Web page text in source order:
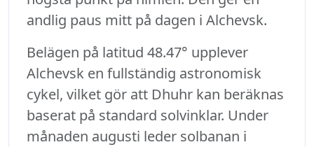
andlig paus mitt på dagen i Alchevsk.
Belägen på latitud 48.47° upplever
Alchevsk en fullständig astronomisk
cykel, vilket gör att Dhuhr kan beräknas
baserat på standard solvinklar. Under
månaden augusti leder solbanan i